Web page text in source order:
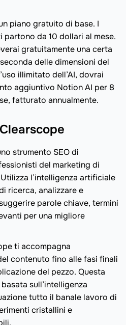
piano gratuito di base. I
da 10 dollari al mese.
gratuitamente una certa
delle dimensioni del
illimitato dell’AI, dovrai
aggiuntivo Notion AI per 8
fatturato annualmente.
strumento SEO di
del marketing di
l’intelligenza artificiale
ricerca, analizzare e
parole chiave, termini
per una migliore
ti accompagna
contenuto fino alle fasi finali
del pezzo. Questa
sull’intelligenza
tutto il banale lavoro di
cristallini e